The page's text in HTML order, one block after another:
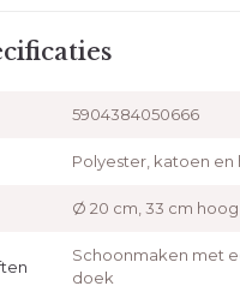
5904384050666
Polyester, katoen en
Ø 20 cm, 33 cm hoog
Schoonmaken met
doek